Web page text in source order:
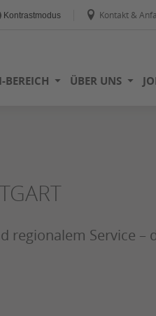
Kontrastmodus Kontakt &
BEREICH ÜBER UNS
regionalem Service –